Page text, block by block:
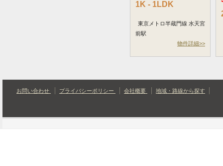
1K - 1LDK
東京メトロ半蔵門線 水天宮
前駅
物件詳細>>
お問い合わせ プライバシーポリシー 会社概要 地域・路線から探す